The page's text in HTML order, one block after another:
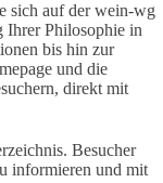
sich auf der wein-wg
Ihrer Philosophie in
bis hin zur
und die
direkt mit
Besucher
informieren und mit